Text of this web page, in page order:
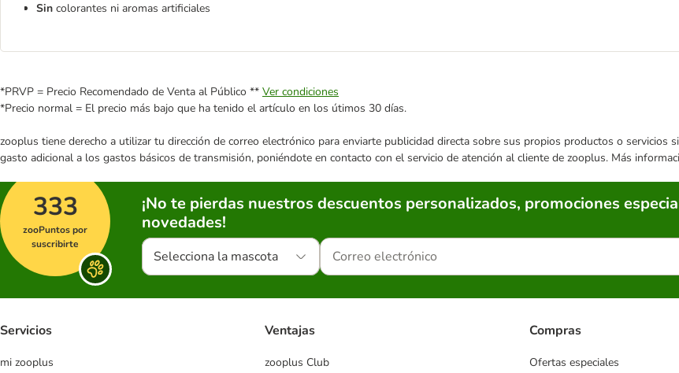
Sin colorantes ni aromas artificiales
*PRVP = Precio Recomendado de Venta al Público ** Ver condiciones
*Precio normal = El precio más bajo que ha tenido el artículo en los útimos 30 días.
zooplus tiene derecho a utilizar tu dirección de correo electrónico para enviarte publicidad directa sobre sus propios productos o
gasto adicional a los gastos básicos de transmisión, poniéndote en contacto con el servicio de atención al cliente de zooplus. Más
333
zooPuntos por
suscribirte
¡No te pierdas nuestros descuentos personalizados, promociones
novedades!
Selecciona la mascota
Servicios
mi zooplus
Ventajas
zooplus Club
Compras
Ofertas especiales